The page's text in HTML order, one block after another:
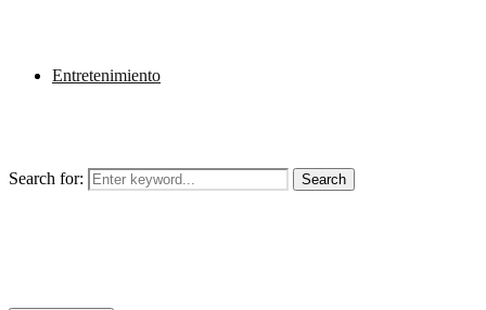
Entretenimiento
Search for: Search